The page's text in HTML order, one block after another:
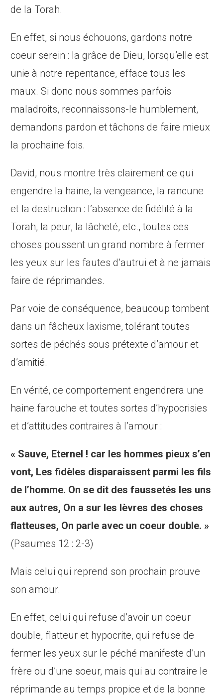
de la Torah.
En effet, si nous échouons, gardons notre
coeur serein : la grâce de Dieu, lorsqu’elle est
unie à notre repentance, efface tous les
maux. Si donc nous sommes parfois
maladroits, reconnaissons-le humblement,
demandons pardon et tâchons de faire mieux
la prochaine fois.
David, nous montre très clairement ce qui
engendre la haine, la vengeance, la rancune
et la destruction : l’absence de fidélité à la
Torah, la peur, la lâcheté, etc., toutes ces
choses poussent un grand nombre à fermer
les yeux sur les fautes d’autrui et à ne jamais
faire de réprimandes.
Par voie de conséquence, beaucoup tombent
dans un fâcheux laxisme, tolérant toutes
sortes de péchés sous prétexte d’amour et
d’amitié.
En vérité, ce comportement engendrera une
haine farouche et toutes sortes d’hypocrisies
et d’attitudes contraires à l’amour :
« Sauve, Eternel ! car les hommes pieux s’en
vont, Les fidèles disparaissent parmi les fils
de l’homme. On se dit des faussetés les uns
aux autres, On a sur les lèvres des choses
flatteuses, On parle avec un coeur double. »
(Psaumes 12 : 2-3)
Mais celui qui reprend son prochain prouve
son amour.
En effet, celui qui refuse d’avoir un coeur
double, flatteur et hypocrite, qui refuse de
fermer les yeux sur le péché manifeste d’un
frère ou d’une soeur, mais qui au contraire le
réprimande au temps propice et de la bonne